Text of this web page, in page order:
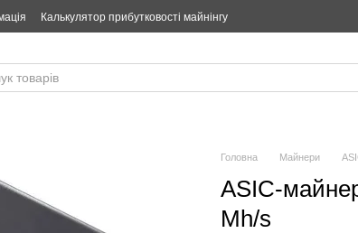
Калькулятор прибутковості майнінгу
Головна Майнери
ASIC-
Mh/s